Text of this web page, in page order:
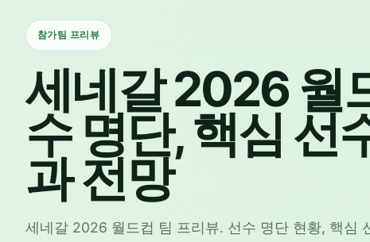
참가팀 프리뷰
세네갈 2026 월
수 명단, 핵심 선
과 전망
세네갈 2026 월드컵 팀 프리뷰. 선수 명단 현황, 핵심